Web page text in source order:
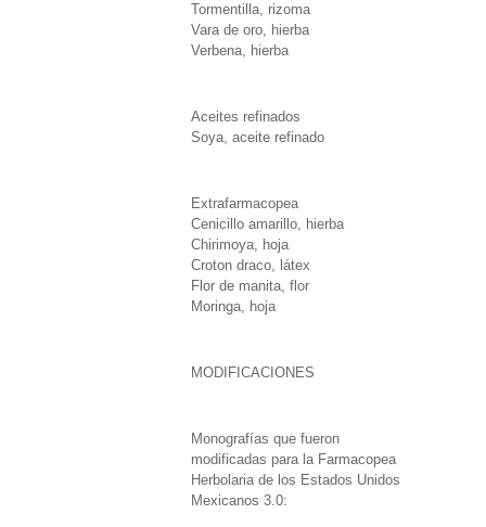
Tormentilla, rizoma
Vara de oro, hierba
Verbena, hierba
Aceites refinados
Soya, aceite refinado
Extrafarmacopea
Cenicillo amarillo, hierba
Chirimoya, hoja
Croton draco, látex
Flor de manita, flor
Moringa, hoja
MODIFICACIONES
Monografías que fueron
modificadas para la Farmacopea
Herbolaria de los Estados Unidos
Mexicanos 3.0: